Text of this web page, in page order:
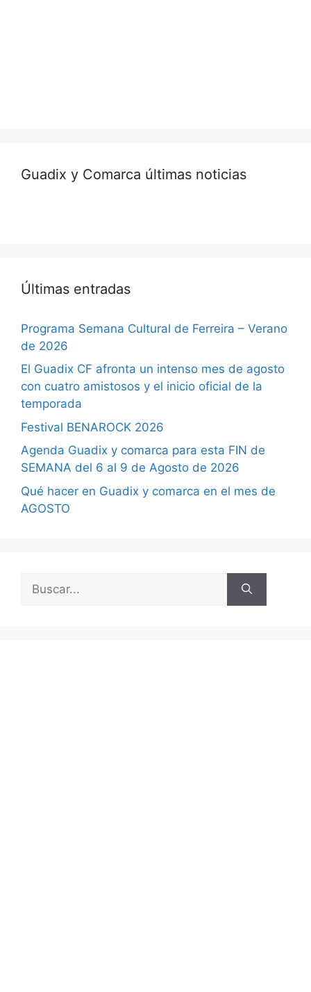
Guadix y Comarca últimas noticias
Últimas entradas
Programa Semana Cultural de Ferreira – Verano
de 2026
El Guadix CF afronta un intenso mes de agosto
con cuatro amistosos y el inicio oficial de la
temporada
Festival BENAROCK 2026
Agenda Guadix y comarca para esta FIN de
SEMANA del 6 al 9 de Agosto de 2026
Qué hacer en Guadix y comarca en el mes de
AGOSTO